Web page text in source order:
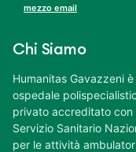
mezzo email
Chi Siamo
Humanitas Gavazzeni è
ospedale
privato accreditato con
Servizio Sanitario
per le attività